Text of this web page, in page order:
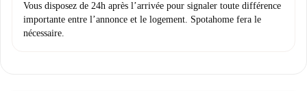
Vous disposez de 24h après l’arrivée pour signaler toute différence
importante entre l’annonce et le logement. Spotahome fera le
nécessaire.